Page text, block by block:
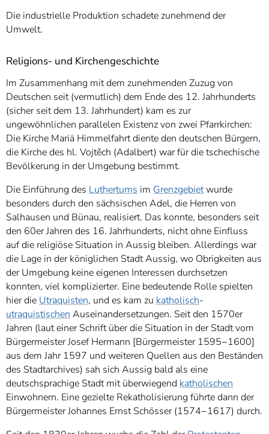
Die industrielle Produktion schadete zunehmend der
Umwelt.
Religions- und Kirchengeschichte
Im Zusammenhang mit dem zunehmenden Zuzug von
Deutschen seit (vermutlich) dem Ende des 12. Jahrhunderts
(sicher seit dem 13. Jahrhundert) kam es zur
ungewöhnlichen parallelen Existenz von zwei Pfarrkirchen:
Die Kirche Mariä Himmelfahrt diente den deutschen Bürgern,
die Kirche des hl. Vojtěch (Adalbert) war für die tschechische
Bevölkerung in der Umgebung bestimmt.
Die Einführung des Luthertums im Grenzgebietwurde
besonders durch den sächsischen Adel, die Herren von
Salhausen und Bünau, realisiert. Das konnte, besonders seit
den 60er Jahren des 16. Jahrhunderts, nicht ohne Einfluss
auf die religiöse Situation in Aussig bleiben. Allerdings war
die Lage in der königlichen Stadt Aussig, wo Obrigkeiten aus
der Umgebung keine eigenen Interessen durchsetzen
konnten, viel komplizierter. Eine bedeutende Rolle spielten
hier die Utraquisten, und es kam zu katholisch-
utraquistischen Auseinandersetzungen. Seit den 1570er
Jahren (laut einer Schrift über die Situation in der Stadt vom
Bürgermeister Josef Hermann [Bürgermeister 1595−1600]
aus dem Jahr 1597 und weiteren Quellen aus den Beständen
des Stadtarchives) sah sich Aussig bald als eine
deutschsprachige Stadt mit überwiegend katholischen
Einwohnern. Eine gezielte Rekatholisierung führte dann der
Bürgermeister Johannes Ernst Schösser (1574−1617) durch.